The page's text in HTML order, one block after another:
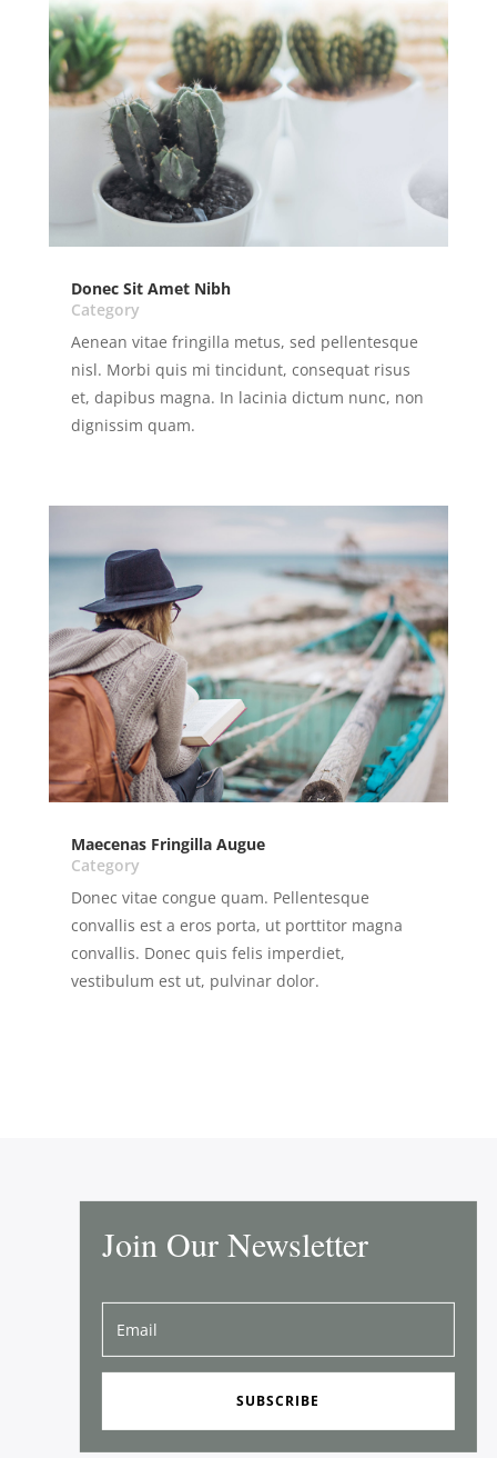
Donec Sit Amet Nibh
Category
Aenean vitae fringilla metus, sed pellentesque
nisl. Morbi quis mi tincidunt, consequat risus
et, dapibus magna. In lacinia dictum nunc, non
dignissim quam.
Maecenas Fringilla Augue
Category
Donec vitae congue quam. Pellentesque
convallis est a eros porta, ut porttitor magna
convallis. Donec quis felis imperdiet,
vestibulum est ut, pulvinar dolor.
Join Our Newsletter
SUBSCRIBE